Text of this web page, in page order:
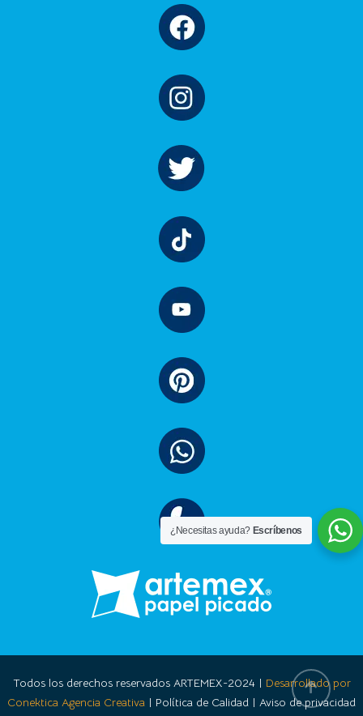
Todos los derechos reservados ARTEMEX-2024 | Desarrollado por
Conektica Agencia Creativa | Política de Calidad | Aviso de privacidad
¿Necesitas ayuda?Escríbenos